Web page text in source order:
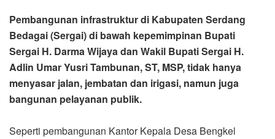
Pembangunan infrastruktur di Kabupaten Serdang
Bedagai (Sergai) di bawah kepemimpinan Bupati
Sergai H. Darma Wijaya dan Wakil Bupati Sergai H.
Adlin Umar Yusri Tambunan, ST, MSP, tidak hanya
menyasar jalan, jembatan dan irigasi, namun juga
bangunan pelayanan publik.
Seperti pembangunan Kantor Kepala Desa Bengkel